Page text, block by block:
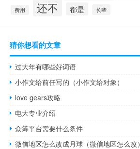
费用 还不 都是 长辈
猜你想看的文章
过大年有哪些好词语
小作文给前任写的（小作文给对象）
love gears攻略
电大专业介绍
众筹平台需要什么条件
微信地区怎么改成月球（微信地区怎么改）